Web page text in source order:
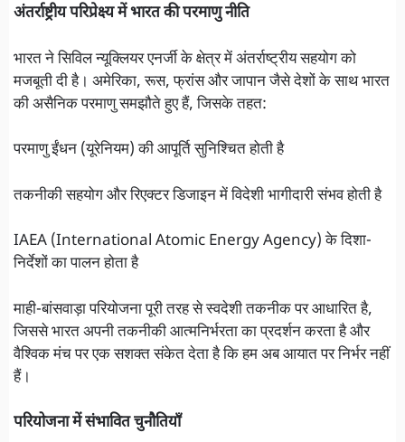
अंतर्राष्ट्रीय परिप्रेक्ष्य में भारत की परमाणु नीति
भारत ने सिविल न्यूक्लियर एनर्जी के क्षेत्र में अंतर्राष्ट्रीय सहयोग को
मजबूती दी है। अमेरिका, रूस, फ्रांस और जापान जैसे देशों के साथ भारत
की असैनिक परमाणु समझौते हुए हैं, जिसके तहत:
परमाणु ईंधन (यूरेनियम) की आपूर्ति सुनिश्चित होती है
तकनीकी सहयोग और रिएक्टर डिजाइन में विदेशी भागीदारी संभव होती है
IAEA (International Atomic Energy Agency) के दिशा-
निर्देशों का पालन होता है
माही-बांसवाड़ा परियोजना पूरी तरह से स्वदेशी तकनीक पर आधारित है,
जिससे भारत अपनी तकनीकी आत्मनिर्भरता का प्रदर्शन करता है और
वैश्विक मंच पर एक सशक्त संकेत देता है कि हम अब आयात पर निर्भर नहीं
हैं।
परियोजना में संभावित चुनौतियाँ